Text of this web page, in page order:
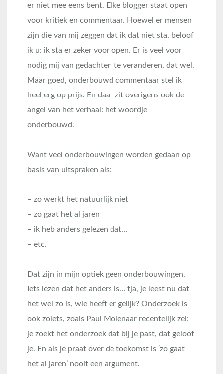
er niet mee eens bent. Elke blogger staat open
voor kritiek en commentaar. Hoewel er mensen
zijn die van mij zeggen dat ik dat niet sta, beloof
ik u: ik sta er zeker voor open. Er is veel voor
nodig mij van gedachten te veranderen, dat wel.
Maar goed, onderbouwd commentaar stel ik
heel erg op prijs. En daar zit overigens ook de
angel van het verhaal: het woordje
onderbouwd.
Want veel onderbouwingen worden gedaan op
basis van uitspraken als:
– zo werkt het natuurlijk niet
– zo gaat het al jaren
– ik heb anders gelezen dat…
– etc.
Dat zijn in mijn optiek geen onderbouwingen.
Iets lezen dat het anders is… tja, je leest nu dat
het wel zo is, wie heeft er gelijk? Onderzoek is
ook zoiets, zoals Paul Molenaar recentelijk zei:
je zoekt het onderzoek dat bij je past, dat geloof
je. En als je praat over de toekomst is ‘zo gaat
het al jaren’ nooit een argument.